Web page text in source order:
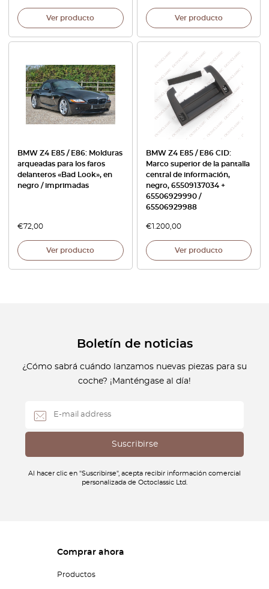
Ver producto Ver producto
BMW Z4 E85 / E86: Molduras
arqueadas para los faros
delanteros «Bad Look», en
negro / imprimadas
€72,00
Ver producto
BMW Z4 E85 / E86 CID:
Marco superior de la pantalla
central de información,
negro, 65509137034 +
65506929990 /
65506929988
€1.200,00
Ver producto
Boletín de noticias
¿Cómo sabrá cuándo lanzamos nuevas piezas para su
coche? ¡Manténgase al día!
Al hacer clic en "Suscribirse", acepta recibir información comercial
personalizada de Octoclassic Ltd.
Comprar ahora
Productos